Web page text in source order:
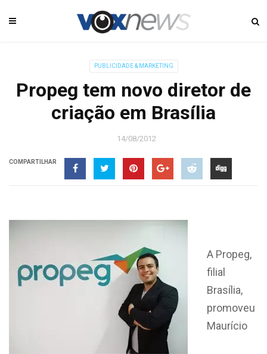
PUBLICIDADE & MARKETING
Propeg tem novo diretor de
criação em Brasília
14/08/2012
COMPARTILHAR
A Propeg,
filial
Brasília,
promoveu
Maurício